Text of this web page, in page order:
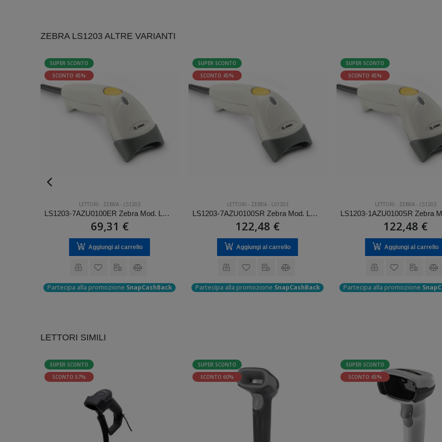
ZEBRA LS1203 ALTRE VARIANTI
SUPER SCONTO
SCONTO 45%
LETTORI - ZEBRA- LS1203
LS1203-7AZU0100ER Zebra Mod. LS1203. Classificazione: Impugnabile.
69,31 €
Aggiungi al carrello
Partecipa alla promozione SnapCashBack
SUPER SCONTO
SCONTO 45%
LETTORI - ZEBRA- LS1203
LS1203-7AZU0100SR Zebra Mod. LS1203. Classificazione: Impugnabile.
122,48 €
Aggiungi al carrello
Partecipa alla promozione SnapCashBack
SUPER SCONTO
SCONTO 45%
LETTORI - ZEBRA- LS1203
122,48 €
Aggiungi al carrello
Partecipa alla promozione
LETTORI SIMILI
SUPER SCONTO
SCONTO 57%
SUPER SCONTO
SCONTO 60%
SUPER SCONTO
SCONTO 45%